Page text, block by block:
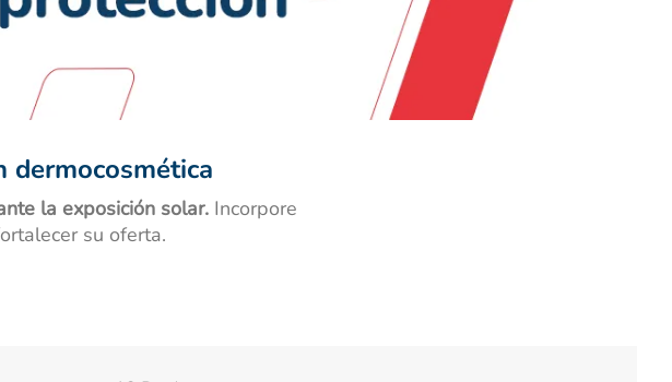
dermocosmética
la exposición solar. Incorpore
su oferta.